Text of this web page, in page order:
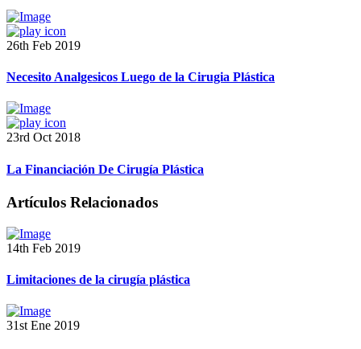
26th Feb 2019
Necesito Analgesicos Luego de la Cirugia Plástica
23rd Oct 2018
La Financiación De Cirugía Plástica
Artículos Relacionados
14th Feb 2019
Limitaciones de la cirugía plástica
31st Ene 2019